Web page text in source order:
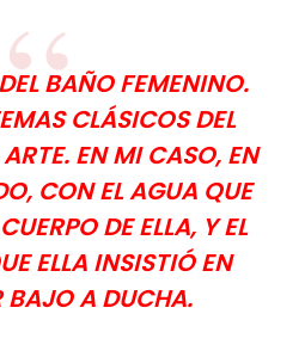
BAÑO FEMENINO.
CLÁSICOS DEL
EN MI CASO, EN
CON EL AGUA QUE
DE ELLA, Y EL
ELLA INSISTIÓ EN
BAJO A DUCHA.